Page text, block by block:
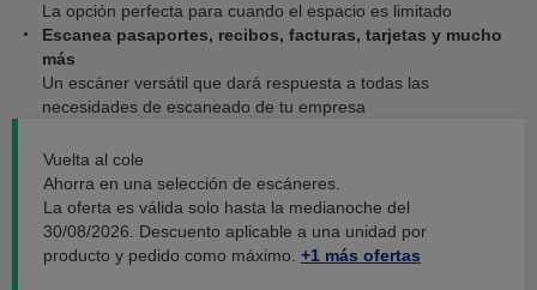
La opción perfecta para cuando el espacio es limitado
Escanea pasaportes, recibos, facturas, tarjetas y mucho
más
Un escáner versátil que dará respuesta a todas las
necesidades de escaneado de tu empresa
Vuelta al cole
Ahorra en una selección de escáneres.
La oferta es válida solo hasta la medianoche del
30/08/2026. Descuento aplicable a una unidad por
producto y pedido como máximo. +1 más ofertas